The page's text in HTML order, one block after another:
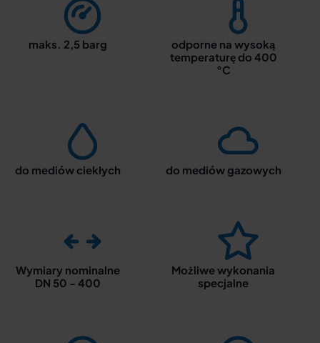
maks. 2,5 barg
odporne na wysoką
temperaturę do 400
°C
do mediów ciekłych do mediów gazowych
Wymiary nominalne
DN 50 - 400
Możliwe wykonania
specjalne